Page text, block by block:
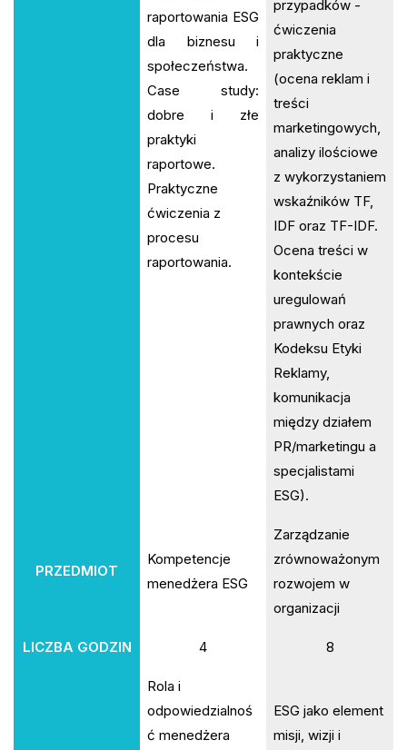
raportowania ESG
dla biznesu i
społeczeństwa.
Case study:
dobre i złe
praktyki
raportowe.
Praktyczne
ćwiczenia z
procesu
raportowania.
przypadków -
ćwiczenia
praktyczne
(ocena reklam i
treści
marketingowych,
analizy ilościowe
z wykorzystaniem
wskaźników TF,
IDF oraz TF-IDF.
Ocena treści w
kontekście
uregulowań
prawnych oraz
Kodeksu Etyki
Reklamy,
komunikacja
między działem
PR/marketingu a
specjalistami
ESG).
PRZEDMIOT
Kompetencje
menedżera ESG
Zarządzanie
zrównoważonym
rozwojem w
organizacji
LICZBA GODZIN 4 8
Rola i
odpowiedzialnoś
ć menedżera
ESG jako element
misji, wizji i